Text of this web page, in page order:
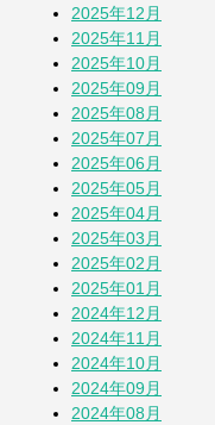
蚕(かい
そら豆
「おば
2025年12月
2025年11月
2025年10月
2025年09月
2025年08月
2025年07月
2025年06月
2025年05月
2025年04月
2025年03月
2025年02月
2025年01月
2024年12月
2024年11月
2024年10月
2024年09月
2024年08月